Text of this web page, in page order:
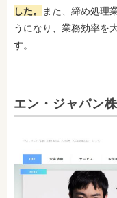
した。
また、締め処理
うになり、業務効率を
す。
エン・ジャパン